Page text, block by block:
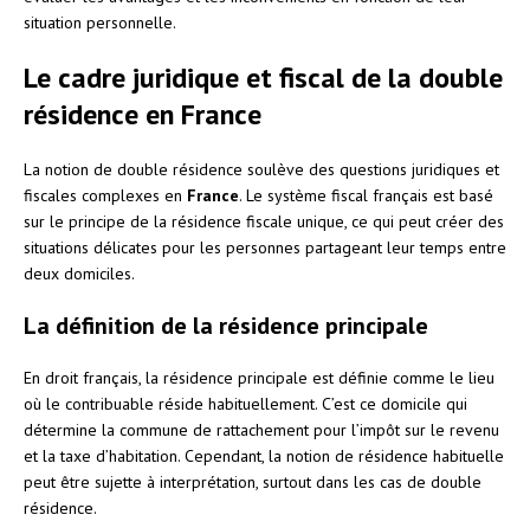
situation personnelle.
Le cadre juridique et fiscal de la double
résidence en France
La notion de double résidence soulève des questions juridiques et
fiscales complexes en France. Le système fiscal français est basé
sur le principe de la résidence fiscale unique, ce qui peut créer des
situations délicates pour les personnes partageant leur temps entre
deux domiciles.
La définition de la résidence principale
En droit français, la résidence principale est définie comme le lieu
où le contribuable réside habituellement. C’est ce domicile qui
détermine la commune de rattachement pour l’impôt sur le revenu
et la taxe d’habitation. Cependant, la notion de résidence habituelle
peut être sujette à interprétation, surtout dans les cas de double
résidence.